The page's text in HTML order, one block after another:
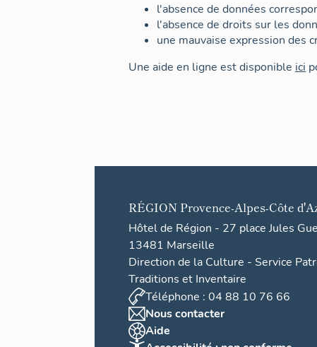
l'absence de données
l'absence de droits sur les
une mauvaise expression des
Une aide en ligne est disponible ici
RÉGION Provence-Alpes-Côte
Hôtel de Région - 27 place Jules
13481 Marseille
Direction de la Culture - Service
Traditions et Inventaire
Téléphone : 04 88 10 76 66
Nous contacter
Aide